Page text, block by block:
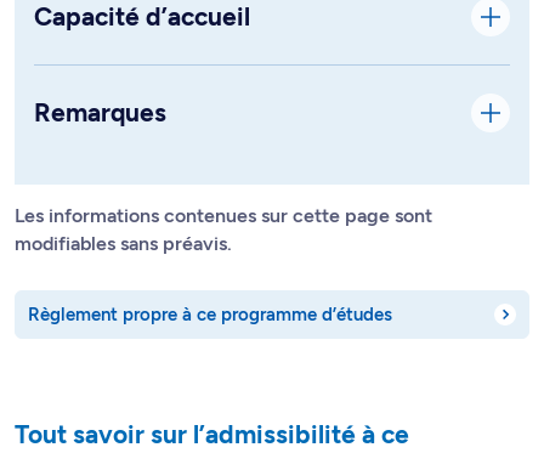
Capacité d’accueil
Remarques
Les informations contenues sur cette page sont
modifiables sans préavis.
Règlement propre à ce programme d’études
Tout savoir sur l’admissibilité à ce